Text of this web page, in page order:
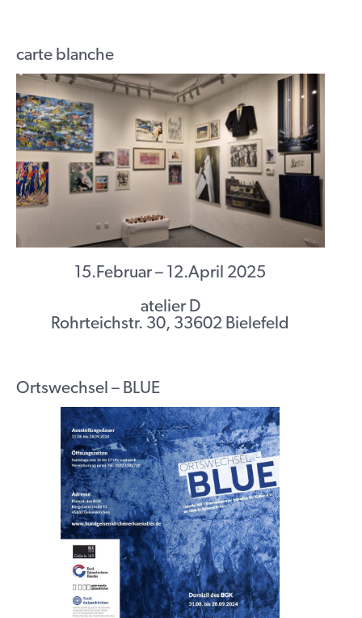
carte blanche
15.Februar – 12.April 2025
atelier D
Rohrteichstr. 30, 33602 Bielefeld
Ortswechsel – BLUE